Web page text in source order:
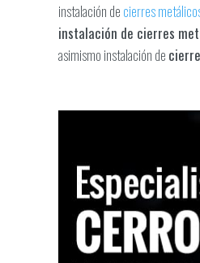
instalación de cierres
instalación de cierres
asimismo instalación de